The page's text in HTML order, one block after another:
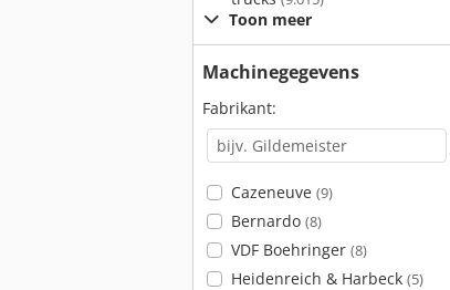
Toon meer
Machinegegevens
Fabrikant:
Cazeneuve (9)
Bernardo (8)
VDF Boehringer (8)
Heidenreich & Harbeck (5)